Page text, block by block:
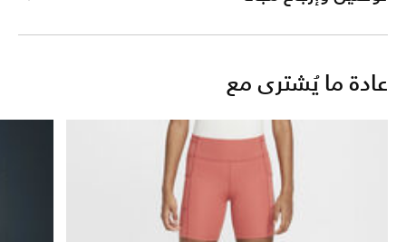
عادة ما يُشترى مع